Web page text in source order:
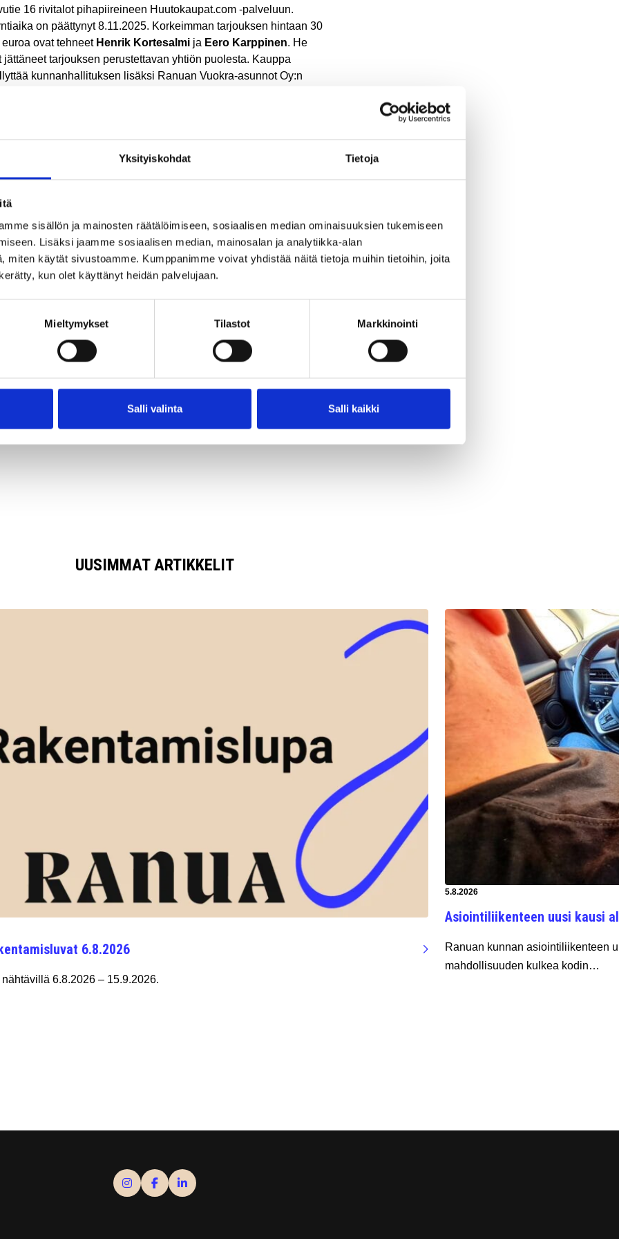
Yksityiskohdat Tietoja
sisällön ja mainosten räätälöimiseen, sosiaalisen median ominaisuuksien tukemiseen
Lisäksi jaamme sosiaalisen median, mainosalan ja analytiikka-alan
miten käytät sivustoamme. Kumppanimme voivat yhdistää näitä tietoja muihin tietoihin, joita
kun olet käyttänyt heidän palvelujaan.
Mieltymykset Tilastot Markkinointi
Salli valinta Salli kaikki
16 rivitalot pihapiireineen Huutokaupat.com -palveluun.
on päättynyt 8.11.2025. Korkeimman tarjouksen hintaan 30
ovat tehneet Henrik Kortesalmi ja Eero Karppinen. He
jättäneet tarjouksen perustettavan yhtiön puolesta. Kauppa
kunnanhallituksen lisäksi Ranuan Vuokra-asunnot Oy:n
päätti esittää valtuustolle, että se hyväksyy
alueen asemakaavan muutoksen. Ranuan kunnan
uuden lämpölaitoksen rakentaminen nykyisen laitoksen
ja varautua tuleviin tarpeisiin ja investointeihin.
kunnanhallitus muun muassa merkitsi tiedoksi
tammi-lokakuulta 2025. Vuosikate 31.10.2025 on
miljoonaa euroa ja tilikauden ylijäämä runsaat 928 000 euroa.
tarkasteltaessa tulee huomioida se, että kaikkia kuluja ja
ja poistot.
ja myöhemmin tarkastettava pöytäkirja löytyy
UUSIMMAT ARTIKKELIT
6.8.2026
6.8.2026 – 15.9.2026.
Artikkeli luotu:
5.8.2026
Asiointiliikenteen uusi kausi
Ranuan kunnan asiointiliikenteen
mahdollisuuden kulkea kodin…